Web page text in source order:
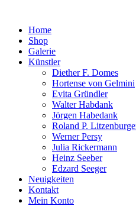
Home
Shop
Galerie
Künstler
Diether F. Domes
Hortense von Gelmini
Evita Gründler
Walter Habdank
Jörgen Habedank
Roland P.
Werner Persy
Julia Rickermann
Heinz Seeber
Edzard Seeger
Neuigkeiten
Kontakt
Mein Konto